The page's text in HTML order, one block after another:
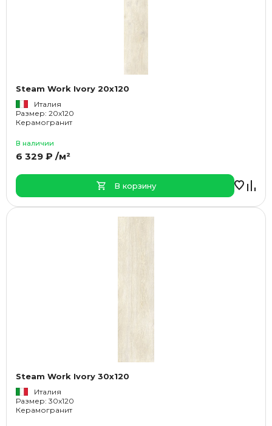
Steam Work Ivory 20x120
Италия
Размер: 20x120
Керамогранит
В наличии
6 329 ₽ /м²
В корзину
Steam Work Ivory 30x120
Италия
Размер: 30x120
Керамогранит